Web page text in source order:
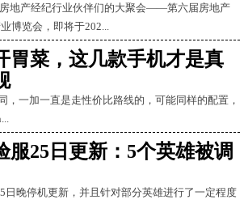
地产经纪行业伙伴们的大聚会——第六届房地产
博览会，即将于202...
胃菜，这几款手机才是真
，一加一直是走性价比路线的，可能同样的配置，
服25日更新：5个英雄被调
日晚停机更新，并且针对部分英雄进行了一定程度